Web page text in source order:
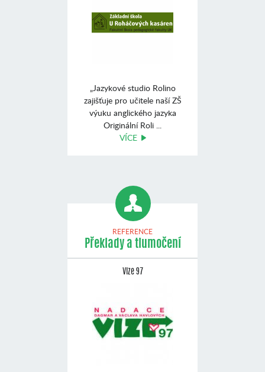
„Jazykové studio Rolino
zajišťuje pro učitele naší ZŠ
výuku anglického jazyka
Originální Roli ...
VÍCE
REFERENCE
Překlady a tlumočení
Vize 97